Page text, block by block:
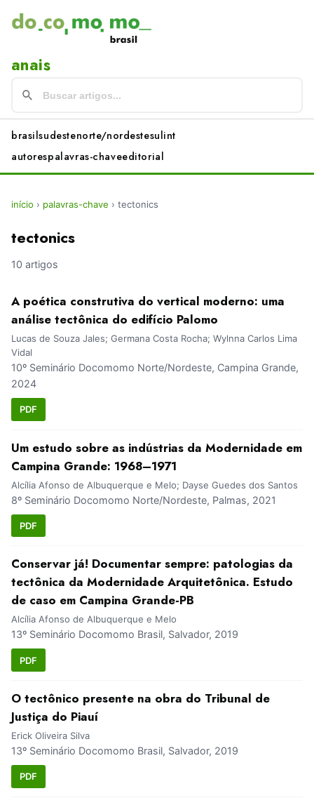
anais
brasilsudestenorte/nordestesulint
autorespalavras-chaveeditorial
início › palavras-chave › tectonics
tectonics
10 artigos
A poética construtiva do vertical moderno: uma
análise tectônica do edifício Palomo
Lucas de Souza Jales; Germana Costa Rocha; Wylnna Carlos Lima
Vidal
10º Seminário Docomomo Norte/Nordeste, Campina Grande,
2024
PDF
Um estudo sobre as indústrias da Modernidade em
Campina Grande: 1968–1971
Alcília Afonso de Albuquerque e Melo; Dayse Guedes dos Santos
8º Seminário Docomomo Norte/Nordeste, Palmas, 2021
PDF
Conservar já! Documentar sempre: patologias da
tectônica da Modernidade Arquitetônica. Estudo
de caso em Campina Grande-PB
Alcília Afonso de Albuquerque e Melo
13º Seminário Docomomo Brasil, Salvador, 2019
PDF
O tectônico presente na obra do Tribunal de
Justiça do Piauí
Erick Oliveira Silva
13º Seminário Docomomo Brasil, Salvador, 2019
PDF